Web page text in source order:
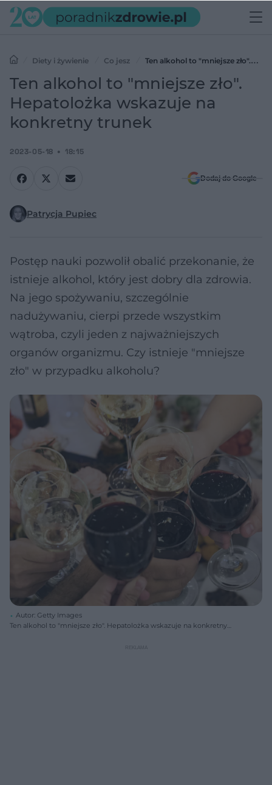
Diety i żywienie Co jesz
Ten alkohol to "mniejsze zło".
Hepatolożka wskazuje na konkretny trunek
Ten alkohol to "mniejsze zło".
Hepatolożka wskazuje na
konkretny trunek
2023-05-18 18:15
Dodaj do Google
Patrycja Pupiec
Postęp nauki pozwolił obalić przekonanie, że
istnieje alkohol, który jest dobry dla zdrowia.
Na jego spożywaniu, szczególnie
nadużywaniu, cierpi przede wszystkim
wątroba, czyli jeden z najważniejszych
organów organizmu. Czy istnieje "mniejsze
zło" w przypadku alkoholu?
Autor: Getty Images
Ten alkohol to "mniejsze zło". Hepatolożka wskazuje na konkretny